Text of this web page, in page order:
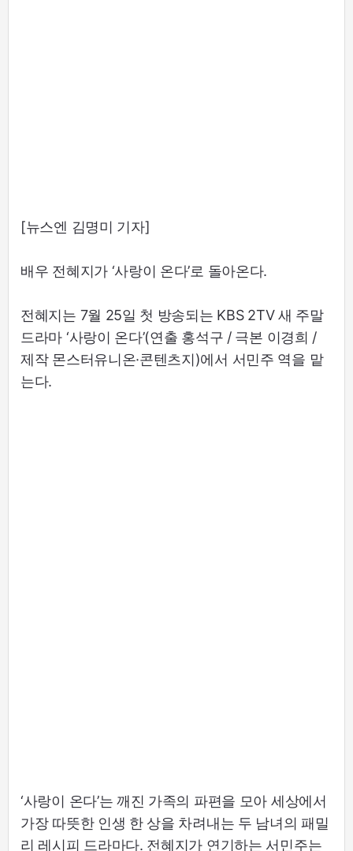
[뉴스엔 김명미 기자]
배우 전혜지가 ‘사랑이 온다’로 돌아온다.
전혜지는 7월 25일 첫 방송되는 KBS 2TV 새 주말
드라마 ‘사랑이 온다’(연출 홍석구 / 극본 이경희 /
제작 몬스터유니온·콘텐츠지)에서 서민주 역을 맡
는다.
‘사랑이 온다’는 깨진 가족의 파편을 모아 세상에서
가장 따뜻한 인생 한 상을 차려내는 두 남녀의 패밀
리 레시피 드라마다. 전혜지가 연기하는 서민주는